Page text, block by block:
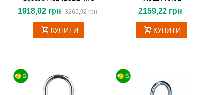
1918,02 грн 3265,02 грн
КУПИТИ
2159,22 грн
КУПИТИ